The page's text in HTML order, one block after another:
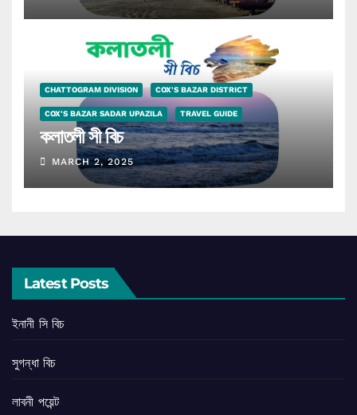
CHATTOGRAM DIVISION COX'S BAZAR DISTRICT
COX'S BAZAR SADAR UPAZILA TRAVEL GUIDE
কলাতলী সী বিচ
MARCH 2, 2025
Latest Posts
ইনানী সি বিচ
সুগন্ধা বিচ
লাবনী পয়েন্ট